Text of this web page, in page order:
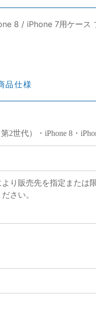
8 / iPhone 7用ケース
品仕様
2世代）・iPhone 8・
り販売先を指定または
さい。